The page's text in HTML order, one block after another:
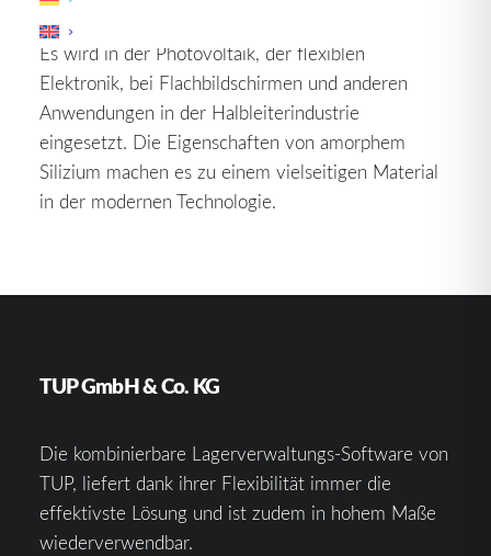
Form von Silizium mit amorphen Eigenschaften ist.
Es wird in der Photovoltaik, der flexiblen
Elektronik, bei Flachbildschirmen und anderen
Anwendungen in der Halbleiterindustrie
eingesetzt. Die Eigenschaften von amorphem
Silizium machen es zu einem vielseitigen Material
in der modernen Technologie.
TUP GmbH & Co. KG
Die kombinierbare Lagerverwaltungs-Software von
TUP, liefert dank ihrer Flexibilität immer die
effektivste Lösung und ist zudem in hohem Maße
wiederverwendbar.